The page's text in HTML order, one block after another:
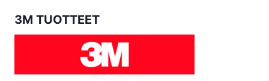
3M TUOTTEET